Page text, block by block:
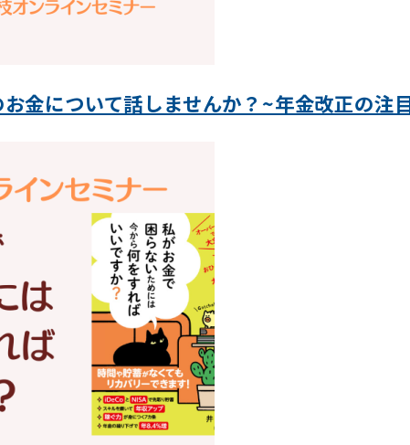
金について話しませんか？~年金改正の注